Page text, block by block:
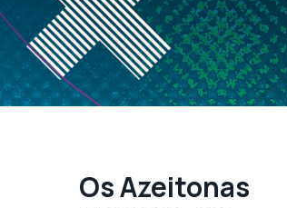
Os Azeitonas